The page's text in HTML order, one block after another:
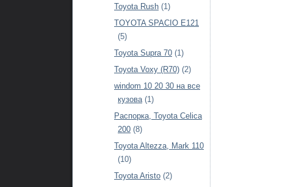
Toyota Rush (1)
TOYOTA SPACIO E121
(5)
Toyota Supra 70 (1)
Toyota Voxy (R70) (2)
windom 10 20 30 на все
кузова (1)
Распорка, Toyota Celica
200 (8)
Toyota Altezza, Mark 110
(10)
Toyota Aristo (2)